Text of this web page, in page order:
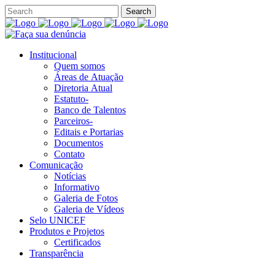
Institucional
Quem somos
Áreas de Atuação
Diretoria Atual
Estatuto-
Banco de Talentos
Parceiros-
Editais e Portarias
Documentos
Contato
Comunicação
Notícias
Informativo
Galeria de Fotos
Galeria de Vídeos
Selo UNICEF
Produtos e Projetos
Certificados
Transparência